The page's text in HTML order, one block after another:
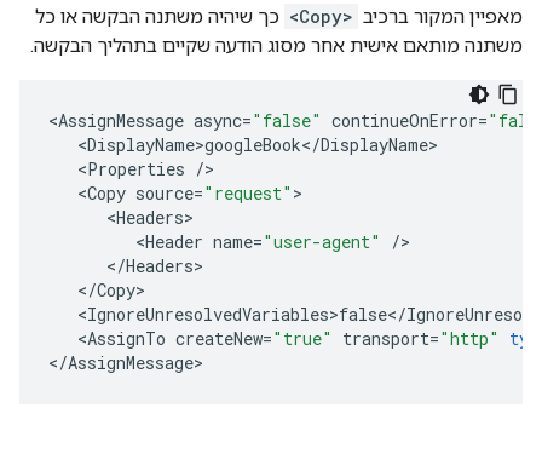
מאפיין המקור ברכיב <Copy> כך שיהיה משתנה הבקשה או כל
משתנה מותאם אישית אחר מסוג הודעה שקיים בתהליך הבקשה.
<AssignMessage async="false" continueOnError=
<DisplayName>googleBook</DisplayName
<Properties /
<Copy source="request"
<Headers
<Header name="user-agent" /
</Headers
</Copy
<IgnoreUnresolvedVariables>false</
<AssignTo createNew="true" transport="http"
</AssignMessage